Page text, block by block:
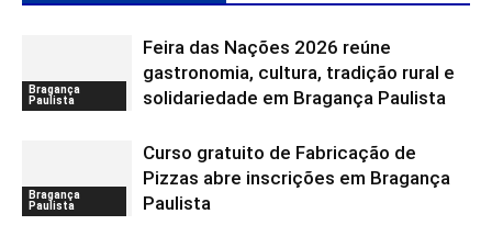
Bragança
Paulista
Feira das Nações 2026 reúne
gastronomia, cultura, tradição rural e
solidariedade em Bragança Paulista
Bragança
Paulista
Curso gratuito de Fabricação de
Pizzas abre inscrições em Bragança
Paulista